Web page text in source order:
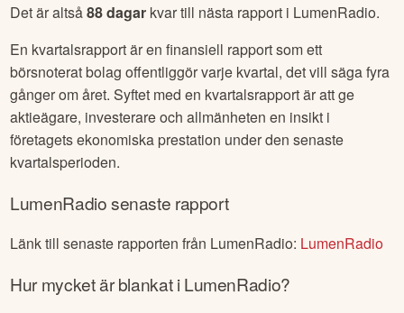
Det är altså88dagar kvar till nästa rapport i LumenRadio.
En kvartalsrapport är en finansiell rapport som ett
börsnoterat bolag offentliggör varje kvartal, det vill säga fyra
gånger om året. Syftet med en kvartalsrapport är att ge
aktieägare, investerare och allmänheten en insikt i
företagets ekonomiska prestation under den senaste
kvartalsperioden.
LumenRadiosenaste rapport
Länk till senaste rapporten från LumenRadio: LumenRadio
Hur mycket är blankat iLumenRadio?